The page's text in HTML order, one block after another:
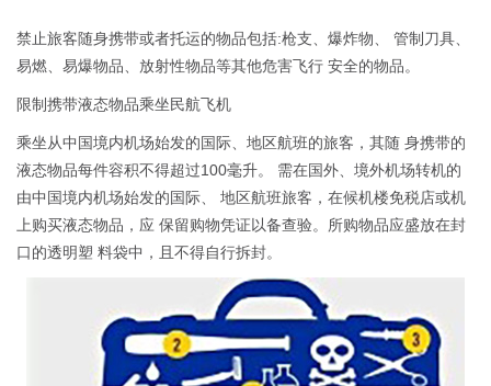
禁止旅客随身携带或者托运的物品包括:枪支、爆炸物、 管制刀具、
易燃、易爆物品、放射性物品等其他危害飞行 安全的物品。
限制携带液态物品乘坐民航飞机
乘坐从中国境内机场始发的国际、地区航班的旅客，其随 身携带的
液态物品每件容积不得超过100毫升。 需在国外、境外机场转机的
由中国境内机场始发的国际、 地区航班旅客，在候机楼免税店或机
上购买液态物品，应 保留购物凭证以备查验。所购物品应盛放在封
口的透明塑 料袋中，且不得自行拆封。